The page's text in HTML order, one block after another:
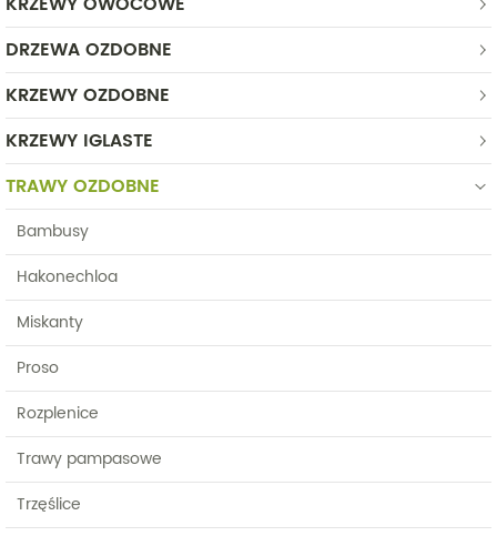
DRZEWA OZDOBNE
KRZEWY OZDOBNE
KRZEWY IGLASTE
TRAWY OZDOBNE
Bambusy
Hakonechloa
Miskanty
Proso
Rozplenice
Trawy pampasowe
Trzęślice